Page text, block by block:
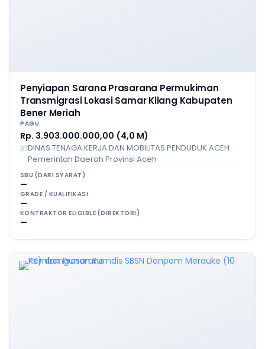
Penyiapan Sarana Prasarana Permukiman
Transmigrasi Lokasi Samar Kilang Kabupaten
Bener Meriah
PAGU
Rp. 3.903.000.000,00 (4,0 M)
DINAS TENAGA KERJA DAN MOBILITAS PENDUDUK ACEH
Pemerintah Daerah Provinsi Aceh
SBU (DARI SYARAT)
—
GRADE / KUALIFIKASI
—
KONTRAKTOR ELIGIBLE (DIREKTORI)
—